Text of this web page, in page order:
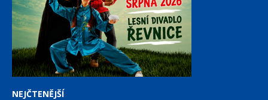
NEJČTENĚJŠÍ